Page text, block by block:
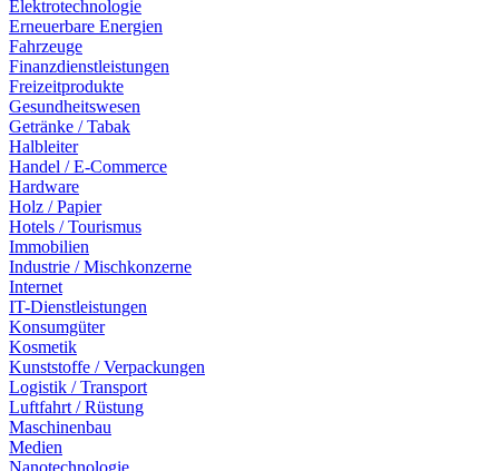
Elektrotechnologie
Erneuerbare Energien
Fahrzeuge
Finanzdienstleistungen
Freizeitprodukte
Gesundheitswesen
Getränke / Tabak
Halbleiter
Handel / E-Commerce
Hardware
Holz / Papier
Hotels / Tourismus
Immobilien
Industrie / Mischkonzerne
Internet
IT-Dienstleistungen
Konsumgüter
Kosmetik
Kunststoffe / Verpackungen
Logistik / Transport
Luftfahrt / Rüstung
Maschinenbau
Medien
Nanotechnologie